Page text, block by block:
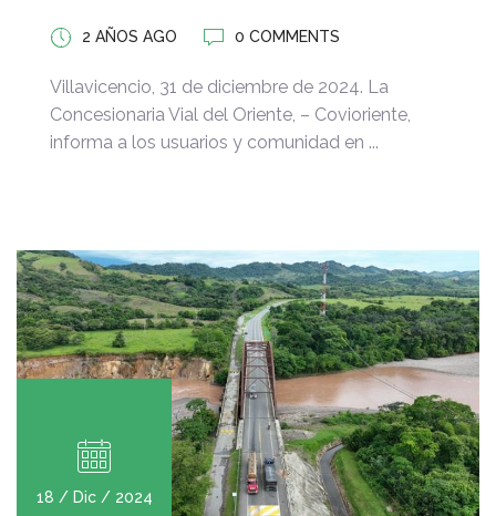
2 AÑOS AGO 0 COMMENTS
Villavicencio, 31 de diciembre de 2024. La
Concesionaria Vial del Oriente, – Covioriente,
informa a los usuarios y comunidad en ...
18 / Dic / 2024